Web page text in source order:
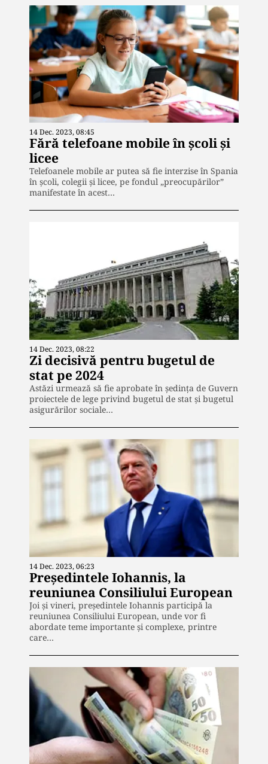
14 Dec. 2023, 08:45
Fără telefoane mobile în şcoli şi
licee
Telefoanele mobile ar putea să fie interzise în Spania
în şcoli, colegii şi licee, pe fondul „preocupărilor”
manifestate în acest…
14 Dec. 2023, 08:22
Zi decisivă pentru bugetul de
stat pe 2024
Astăzi urmează să fie aprobate în ședința de Guvern
proiectele de lege privind bugetul de stat şi bugetul
asigurărilor sociale…
14 Dec. 2023, 06:23
Preşedintele Iohannis, la
reuniunea Consiliului European
Joi şi vineri, preşedintele Iohannis participă la
reuniunea Consiliului European, unde vor fi
abordate teme importante şi complexe, printre
care…